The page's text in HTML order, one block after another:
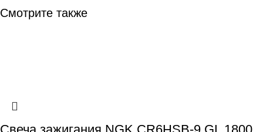
Смотрите также